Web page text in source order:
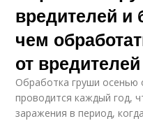
вредителей и
чем
от
Обработка груши осенью
проводится каждый год,
заражения в период,